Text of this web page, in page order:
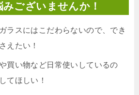
みございませんか！
ラスにはこだわらないので、でき
えたい！
買い物など日常使いしているの
てほしい！